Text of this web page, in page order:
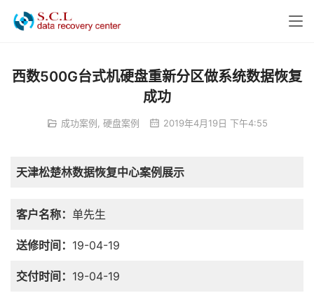
西数500G台式机硬盘重新分区做系统数据恢复
成功
成功案例 硬盘案例 2019年4月19日 下午4:55
天津松楚林数据恢复中心案例展示
客户名称： 单先生
送修时间： 19-04-19
交付时间： 19-04-19